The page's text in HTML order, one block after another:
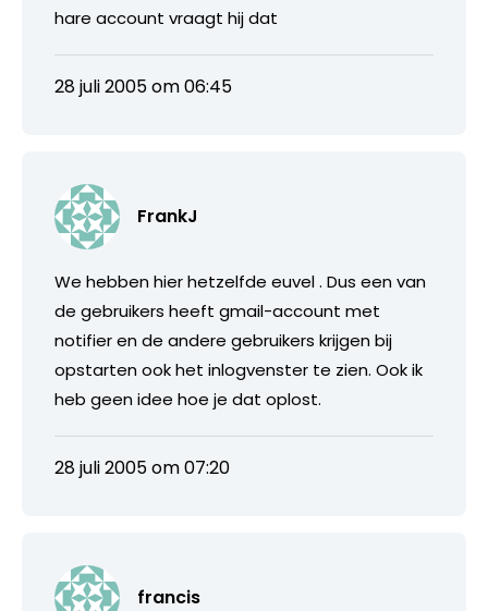
hare account vraagt hij dat
28 juli 2005 om 06:45
FrankJ
We hebben hier hetzelfde euvel . Dus een van
de gebruikers heeft gmail-account met
notifier en de andere gebruikers krijgen bij
opstarten ook het inlogvenster te zien. Ook ik
heb geen idee hoe je dat oplost.
28 juli 2005 om 07:20
francis